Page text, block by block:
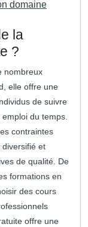
domaine
la
?
nombreux
elle offre une
de suivre
du temps.
contraintes
et
de qualité. De
formations en
des cours
offre une